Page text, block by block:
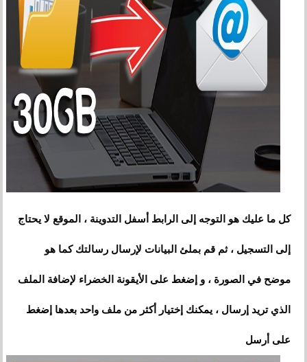
كل ما عليك هو التوجه إلى الرابط أسفل التدوينة ، الموقع لا يحتاج
إلى التسجيل ، ثم قم بملئ البيانات لإرسال رسالتك كما هو
موضح في الصورة ، و إضغط على الأيقونة الخضراء لإضافة الملف
الذي تريد إرسال ، يمكنك إختيار أكثر من ملف واحد بعدها إضغط
على أرسل